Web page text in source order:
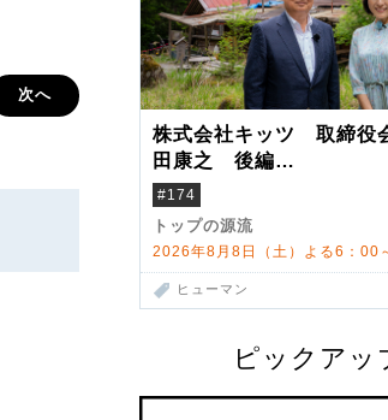
株式会社キッツ 取締
田康之 後編
米国駐在でも浮かんだ八
小屋を営んだ父母
#174
トップの源流
2026年8月8日（土）よる6：00
ヒューマン
ピックアッ
次へ